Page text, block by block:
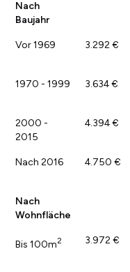
Nach
Baujahr
Vor 1969 3.292 €
1970 - 1999 3.634 €
2000 -
2015
4.394 €
Nach 2016 4.750 €
Nach
Wohnfläche
Bis 100m2 3.972 €